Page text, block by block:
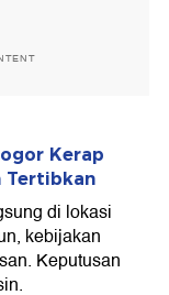
Kerap
Tertibkan
di lokasi
kebijakan
Keputusan